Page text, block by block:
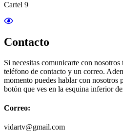
Cartel 9
Contacto
Si necesitas comunicarte con
teléfono de contacto y un correo.
momento puedes hablar con nosotros
botón que ves en la esquina inferior
Correo:
vidartv@gmail.com